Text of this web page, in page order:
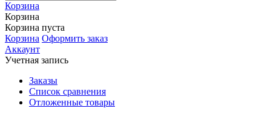
Корзина
Корзина
Корзина пуста
Корзина Оформить заказ
Аккаунт
Учетная запись
Заказы
Список сравнения
Отложенные товары